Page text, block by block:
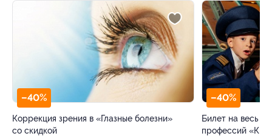
–40%
Коррекция зрения в «Глазные болезни»
со скидкой
–40%
Билет на весь
профессий